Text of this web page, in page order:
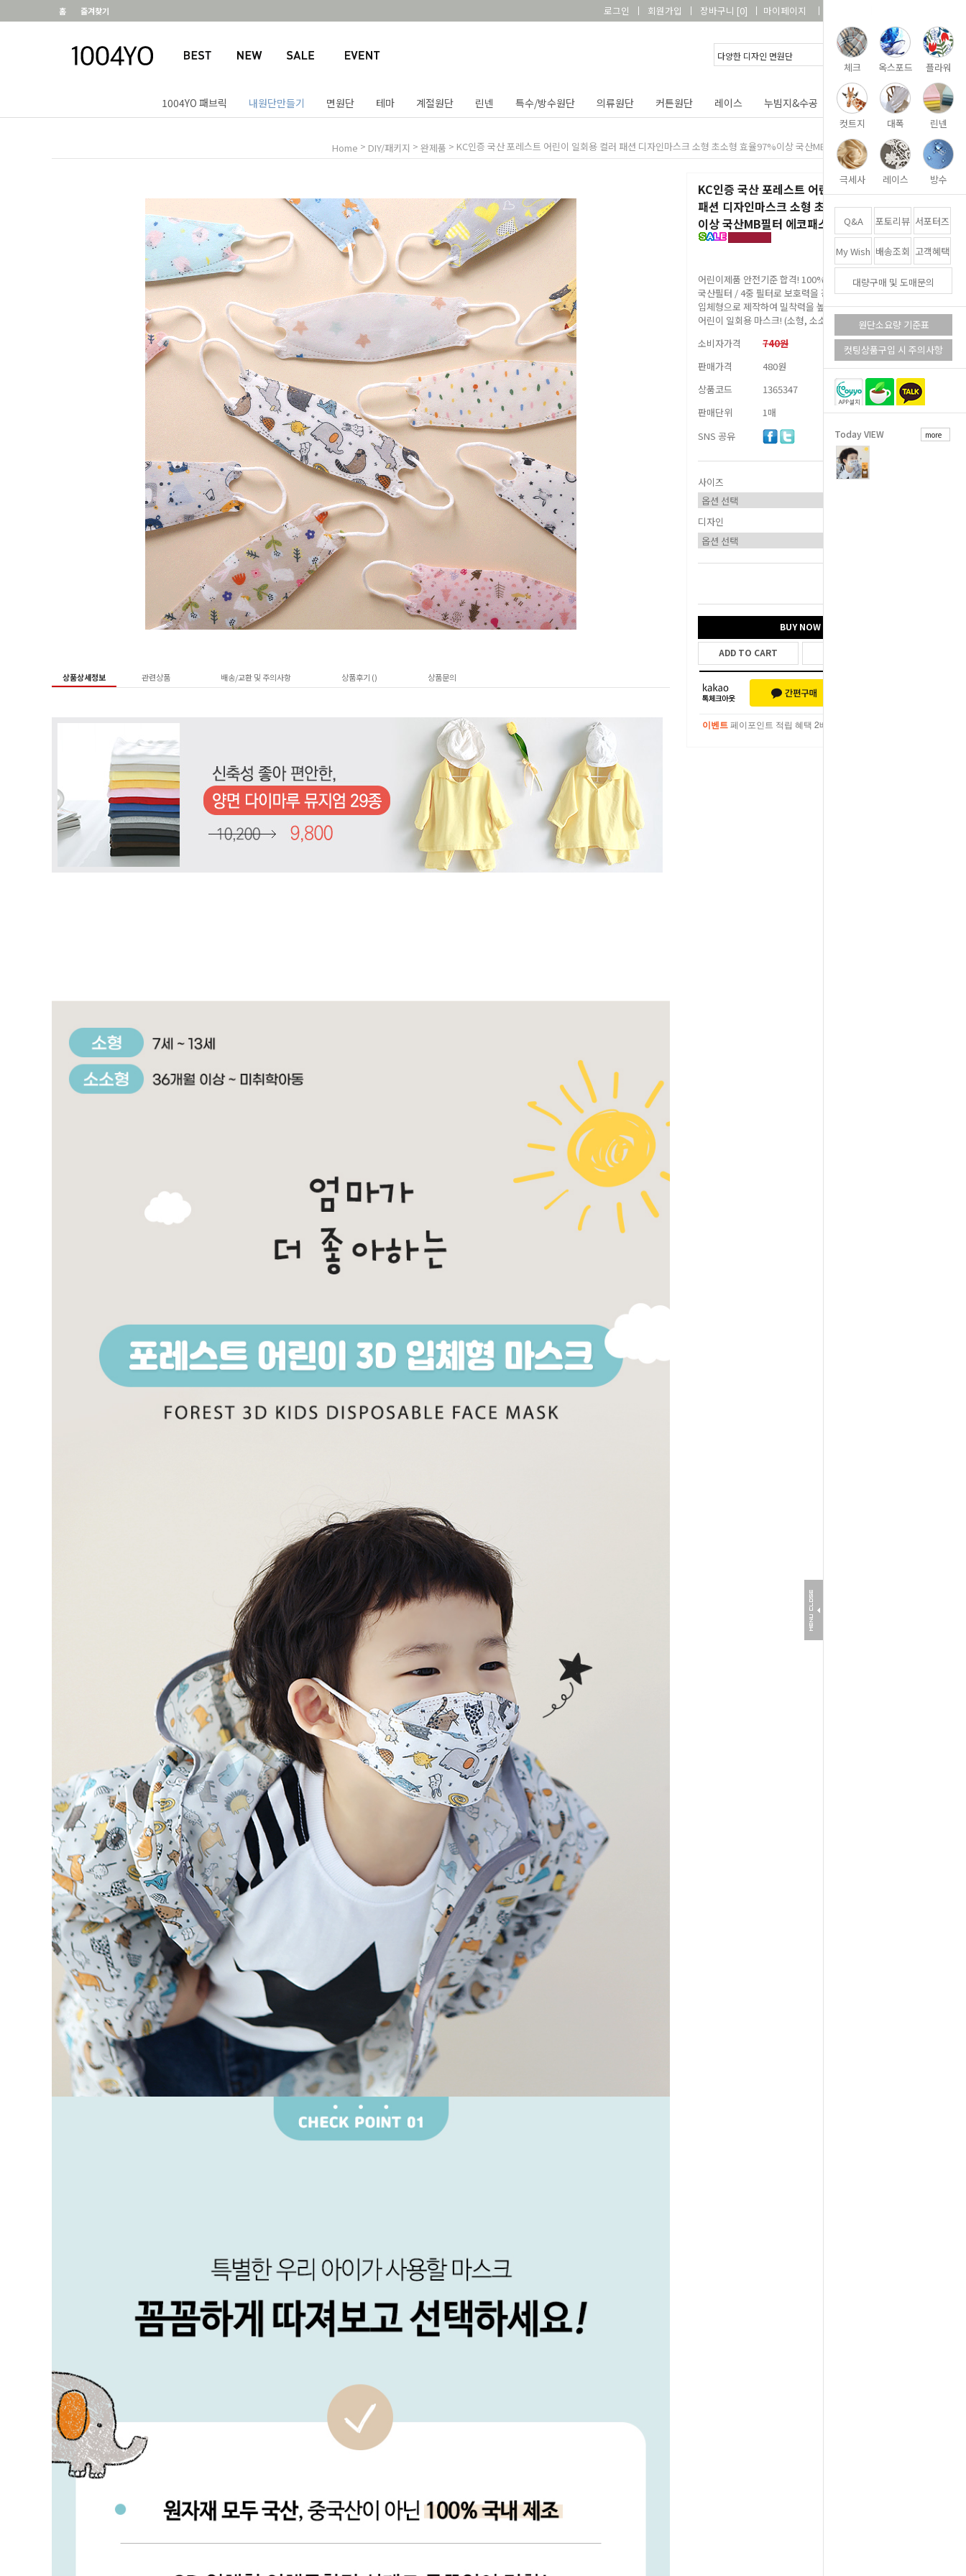
체크 옥스포드 플라워
컷트지 대폭 린넨
극세사 레이스 방수
Q&A 포토리뷰 서포터즈
My Wish 배송조회 고객혜택
대량구매 및 도매문의
원단소요량 기준표
컷팅상품구입 시 주의사항
Today VIEW more
홈 즐겨찾기 로그인 회원가입 장바구니 [0] 마이페이지
1004YO 패브릭 내원단만들기 면원단 테마 계절원단 린넨 특수/방수원단 의류원단 커튼원단 레이스 누빔지&수공 DIY&패키지 부자재
Home > DIY/패키지 > 완제품 > KC인증 국산 포레스트 어린이 일회용 컬러 패션 디자인마스크 소형 초소형 효율97%이상 국산MB필터 에코패스포트인증
KC인증 국산 포레스트 어린이 일회용 컬러
패션 디자인마스크 소형 초소형 효율97%
이상 국산MB필터 에코패스포트인증
어린이제품 안전기준 합격! 100% 국내생산 /
국산필터 / 4중 필터로 보호력을 강화하고 3D
입체형으로 제작하여 밀착력을 높인 우수한 품질의
어린이 일회용 마스크! (소형, 소소형 2가지 사이즈)
소비자가격
740원
판매가격
480원
상품코드
1365347
판매단위
1매
SNS 공유
사이즈
디자인
BUY NOW
ADD TO CART
이벤트 페이포인트 적립 혜택 2배 UP!
상품상세정보 관련상품 배송/교환 및 주의사항 상품후기 () 상품문의